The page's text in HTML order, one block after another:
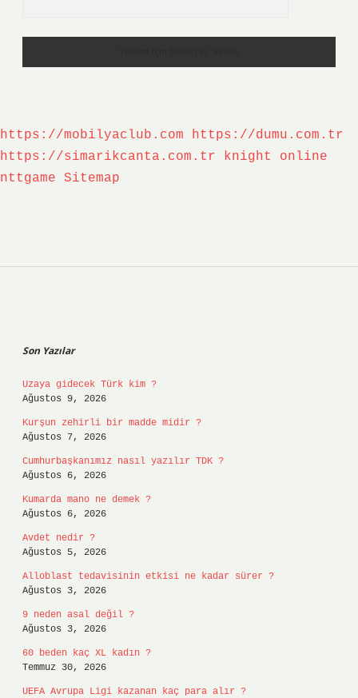
https://mobilyaclub.com
https://dumu.com.tr
https://simarikcanta.com.tr
knight online
nttgame
Sitemap
Son Yazılar
Uzaya gidecek Türk kim ?
Ağustos 9, 2026
Kurşun zehirli bir madde midir ?
Ağustos 7, 2026
Cumhurbaşkanımız nasıl yazılır TDK ?
Ağustos 6, 2026
Kumarda mano ne demek ?
Ağustos 6, 2026
Avdet nedir ?
Ağustos 5, 2026
Alloblast tedavisinin etkisi ne kadar sürer ?
Ağustos 3, 2026
9 neden asal değil ?
Ağustos 3, 2026
60 beden kaç XL kadın ?
Temmuz 30, 2026
UEFA Avrupa Ligi kazanan kaç para alır ?